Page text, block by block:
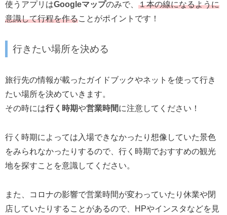
使うアプリはGoogleマップのみで、 １本の線になるように
意識して行程を作ることがポイントです！
行きたい場所を決める
旅行先の情報が載ったガイドブックやネットを使って行き
たい場所を決めていきます。
その時には行く時期や営業時間に注意してください！
行く時期によっては入場できなかったり想像していた景色
をみられなかったりするので、行く時期でおすすめの観光
地を探すことを意識してください。
また、コロナの影響で営業時間が変わっていたり休業や閉
店していたりすることがあるので、HPやインスタなどを見